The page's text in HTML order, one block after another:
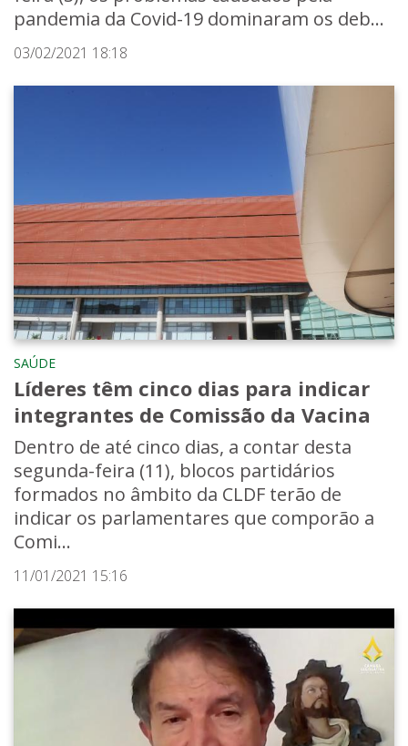
pandemia da Covid-19 dominaram os deb...
03/02/2021 18:18
SAÚDE
Líderes têm cinco dias para indicar
integrantes de Comissão da Vacina
Dentro de até cinco dias, a contar desta
segunda-feira (11), blocos partidários
formados no âmbito da CLDF terão de
indicar os parlamentares que comporão a
Comi...
11/01/2021 15:16